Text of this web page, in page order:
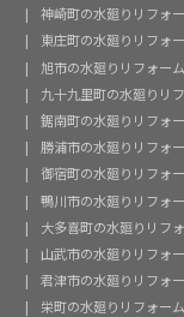
神崎町の水廻りリフォ
東庄町の水廻りリフォ
旭市の水廻りリフォーム
九十九里町の水廻りリ
鋸南町の水廻りリフォ
勝浦市の水廻りリフォ
御宿町の水廻りリフォ
鴨川市の水廻りリフォ
大多喜町の水廻りリフ
山武市の水廻りリフォ
君津市の水廻りリフォ
栄町の水廻りリフォーム